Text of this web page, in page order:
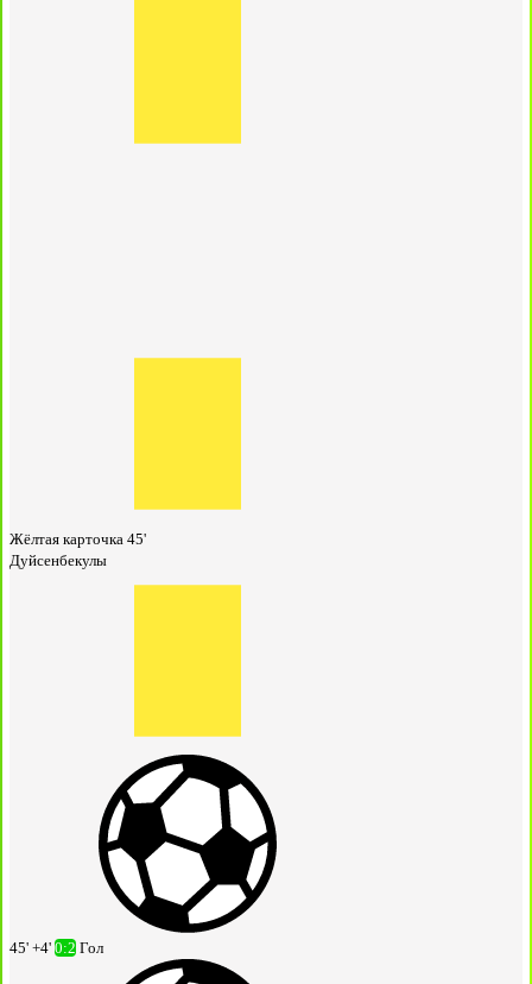
Жёлтая карточка 45'
Дуйсенбекулы
45' +4' 0:2 Гол